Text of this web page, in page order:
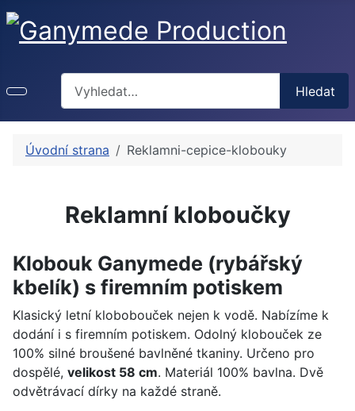
Hledat
Úvodní strana Reklamni-cepice-klobouky
Reklamní kloboučky
Klobouk Ganymede (rybářský
kbelík) s firemním potiskem
Klasický letní klobobouček nejen k vodě. Nabízíme k
dodání i s firemním potiskem. Odolný klobouček ze
100% silné broušené bavlněné tkaniny. Určeno pro
dospělé, velikost 58 cm. Materiál 100% bavlna. Dvě
odvětrávací dírky na každé straně.